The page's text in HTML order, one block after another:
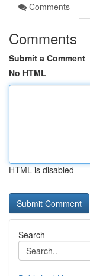
Comments
Comments
Submit a Comment
No HTML
HTML is disabled
Search